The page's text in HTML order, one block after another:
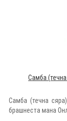
Самба
Самба (течна
брашнеста мана